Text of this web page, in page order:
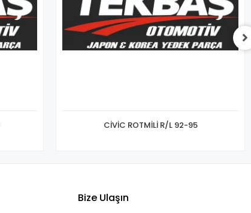
CİVİC ROTMİLİ R/L 92-95
Bize Ulaşın